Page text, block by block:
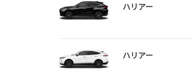
ハリアー
ハリアー